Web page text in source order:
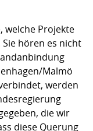
welche Projekte
hören es nicht
Malmö
werden
die wir
diese Querung